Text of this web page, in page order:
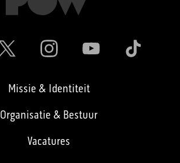
Missie & Identiteit
Organisatie & Bestuur
Vacatures